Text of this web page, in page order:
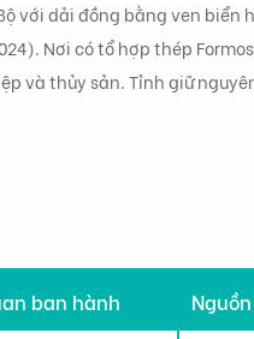
với dải đồng bằng ven
Nơi có tổ hợp thép
và thủy sản. Tỉnh giữ
ban hành